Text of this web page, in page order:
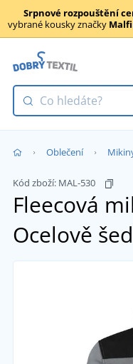
Srpnové rozpouštění
vybrané kousky značky
Oblečení
Kód zboží: MAL-530
Fleecová
Ocelově